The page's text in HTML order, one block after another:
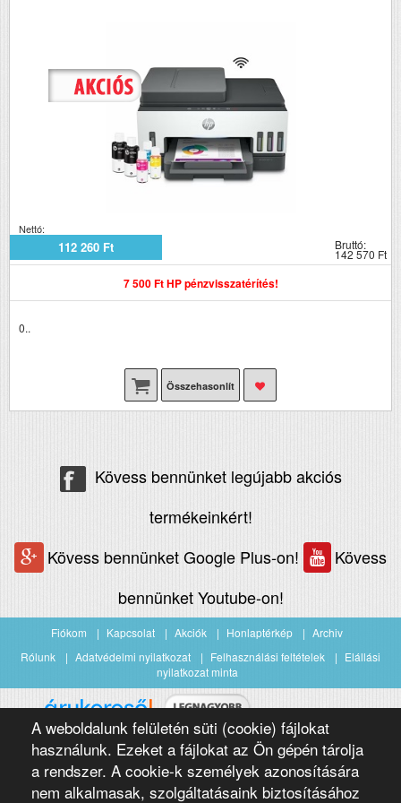
Nettó:
112 260 Ft Bruttó:
142 570 Ft
7 500 Ft HP pénzvisszatérítés!
0..
Összehasonlít
A weboldalunk felületén süti (cookie) fájlokat
használunk. Ezeket a fájlokat az Ön gépén tárolja
a rendszer. A cookie-k személyek azonosítására
nem alkalmasak, szolgáltatásaink biztosításához
Kövess bennünket legújabb akciós
termékeinkért!
Kövess bennünket Google Plus-on!
Kövess
bennünket Youtube-on!
Fiókom Kapcsolat Akciók Honlaptérkép
Archiv
Rólunk
Adatvédelmi nyilatkozat Felhasználási feltételek
Elállási
nyilatkozat minta